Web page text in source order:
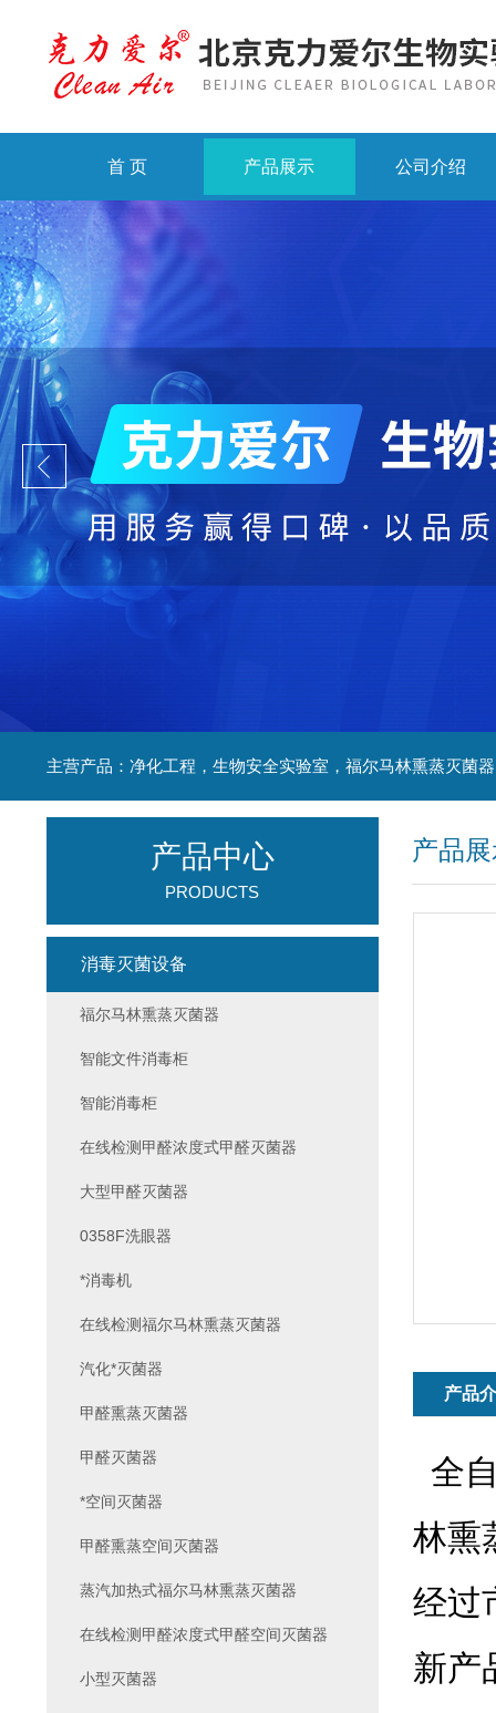
首 页 产品展示 公司介绍
产品
产品
全
林熏
经过
新产
产品中心
PRODUCTS
消毒灭菌设备
福尔马林熏蒸灭菌器
智能文件消毒柜
智能消毒柜
在线检测甲醛浓度式甲醛灭菌器
大型甲醛灭菌器
0358F洗眼器
*消毒机
在线检测福尔马林熏蒸灭菌器
汽化*灭菌器
甲醛熏蒸灭菌器
甲醛灭菌器
*空间灭菌器
甲醛熏蒸空间灭菌器
蒸汽加热式福尔马林熏蒸灭菌器
在线检测甲醛浓度式甲醛空间灭菌器
小型灭菌器